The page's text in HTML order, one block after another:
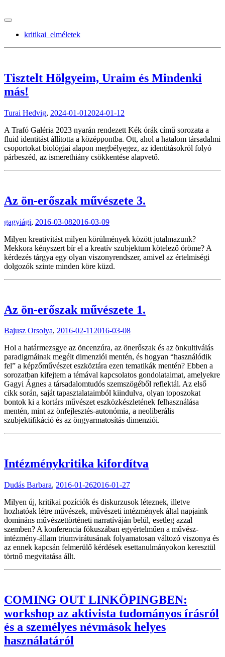
kritikai_elméletek
Tisztelt Hölgyeim, Uraim és Mindenki
más!
Turai Hedvig, 2024-01-01 2024-01-12
A Trafó Galéria 2023 nyarán rendezett Kék órák című sorozata a
fluid identitást állította a középpontba. Ott, ahol a hatalom társadalmi
csoportokat biológiai alapon megbélyegez, az identitásokról folyó
párbeszéd, az ismerethiány csökkentése alapvető.
Az ön-erőszak művészete 3.
gagyiági, 2016-03-082016-03-09
Milyen kreativitást milyen körülmények között jutalmazunk?
Mekkora kényszert bír el a kreatív szubjektum kötelező öröme? A
kérdezés tárgya egy olyan viszonyrendszer, amivel az értelmiségi
dolgozók szinte minden köre küzd.
Az ön-erőszak művészete 1.
Bajusz Orsolya, 2016-02-112016-03-08
Hol a határmezsgye az öncenzúra, az önerőszak és az önkultiválás
paradigmáinak megélt dimenziói mentén, és hogyan “használódik
fel” a képzőművészet eszköztára ezen tematikák mentén? Ebben a
sorozatban kifejtem a témával kapcsolatos gondolataimat, amelyekre
Gagyi Ágnes a társadalomtudós szemszögéből reflektál. Az első
cikk során, saját tapasztalataimból kiindulva, olyan toposzokat
bontok ki a kortárs művészet eszközkészletének felhasználása
mentén, mint az önfejlesztés-autonómia, a neoliberális
szubjektifikáció és az öngyarmatosítás dimenziói.
Intézménykritika kifordítva
Dudás Barbara, 2016-01-262016-01-27
Milyen új, kritikai pozíciók és diskurzusok léteznek, illetve
hozhatóak létre művészek, művészeti intézmények által napjaink
domináns művészettörténeti narratíváján belül, esetleg azzal
szemben? A konferencia fókuszában egyértelműen a művész-
intézmény-állam triumvirátusának folyamatosan változó viszonya és
az ennek kapcsán felmerülő kérdések esettanulmányokon keresztül
törtnő megvitatása állt.
COMING OUT LINKÖPINGBEN:
workshop az aktivista tudományos írásról
és a személyes névmások helyes
használatáról